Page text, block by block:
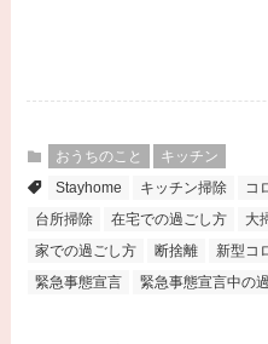
おうちのこと
キッチン
Stayhome
キッチン掃除 コ
台所掃除
在宅での過ごし方 大
家での過ごし方
断捨離 新型コ
緊急事態宣言
緊急事態宣言中の